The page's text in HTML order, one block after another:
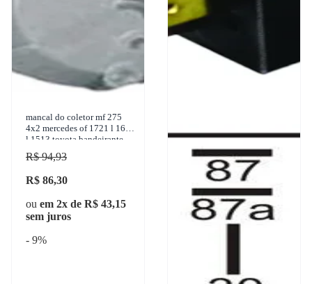
mancal do coletor mf 275
4x2 mercedes of 1721 l 1620
l 1513 toyota bandeirante
1950-2011 cinap - 54
R$ 94,93
R$ 86,30
ou em 2x de R$ 43,15
sem juros
- 9%